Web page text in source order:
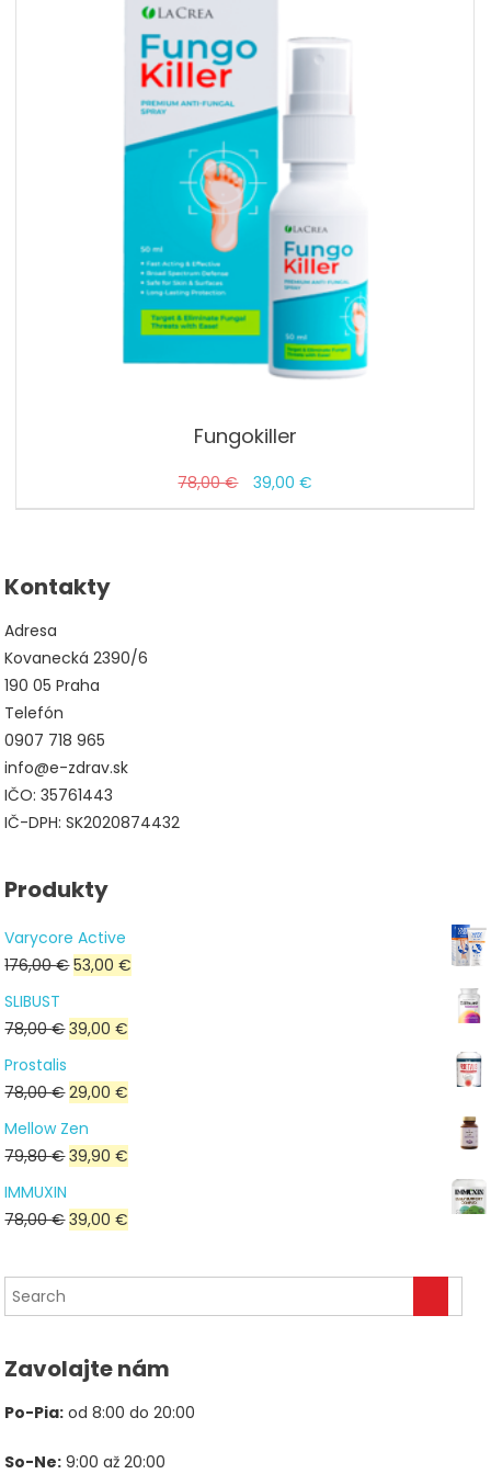
Fungokiller
78,00€
Pôvodná
cena
39,00€
cena
Kontakty
Adresa
Kovanecká 2390/6
190 05 Praha
Telefón
0907 718 965
info@e-zdrav.sk
IČO: 35761443
IČ-DPH: SK2020874432
Produkty
Varycore Active
176,00€Pôvodná
bola:
176,00 €.
53,00€
SLIBUST
78,00€Pôvodná
bola:
78,00 €.
39,00€
je:
39,00 €.
Prostalis
78,00€Pôvodná
bola:
78,00 €.
29,00€
je:
29,00 €.
Mellow Zen
79,80€Pôvodná
bola:
79,80 €.
39,90€
je:
39,90 €.
IMMUXIN
78,00€Pôvodná
bola:
39,00€
je:
Zavolajte nám
Po-Pia: od 8:00 do 20:00
So-Ne: 9:00 až 20:00